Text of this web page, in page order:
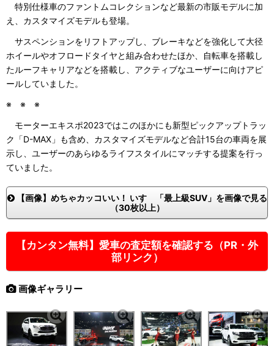
特別仕様車のファントムコレクションなど最新の市販モデルに加
え、カスタマイズモデルも登場。
サスペンションをリフトアップし、ブレーキなどを強化して大径
ホイールやオフロードタイヤと組み合わせたほか、自転車を搭載し
たルーフキャリアなどを搭載し、アクティブなユーザーに向けアピ
ールしていました。
※ ※ ※
モーターエキスポ2023ではこのほかにも新型ピックアップトラッ
ク「D-MAX」も含め、カスタマイズモデルなど合計15台の車両を展
示し、ユーザーのあらゆるライフスタイルにマッチする提案を行っ
ていました。
【画像】めちゃカッコいい！ いすゞ「最上級SUV」を画像で見る
（30枚以上）
【カンタン無料】愛車の査定額を確認する（PR・外
部リンク）
画像ギャラリー